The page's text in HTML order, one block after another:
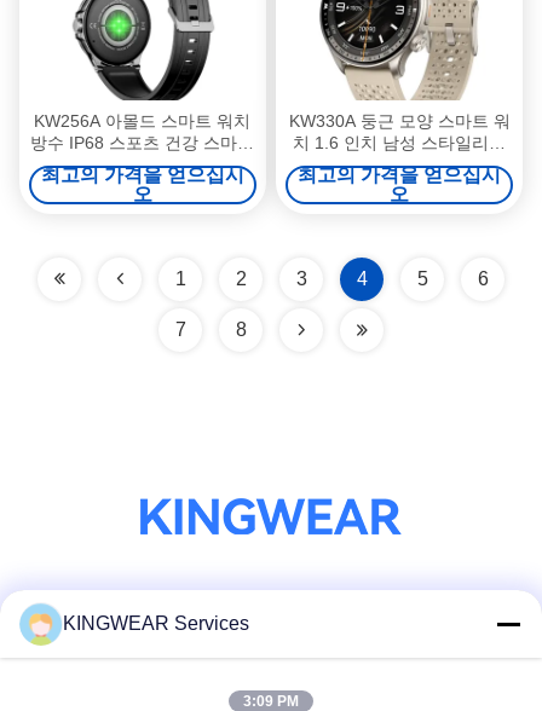
KW256A 아몰드 스마트 워치
방수 IP68 스포츠 건강 스마트
워치
최고의 가격을 얻으십시
오
KW330A 둥근 모양 스마트 워
치 1.6 인치 남성 스타일리시
스마트 워치 방수
최고의 가격을 얻으십시
오
1 2 3 4 5 6
7 8
소셜 미디어
KINGWEAR Services
3:09 PM